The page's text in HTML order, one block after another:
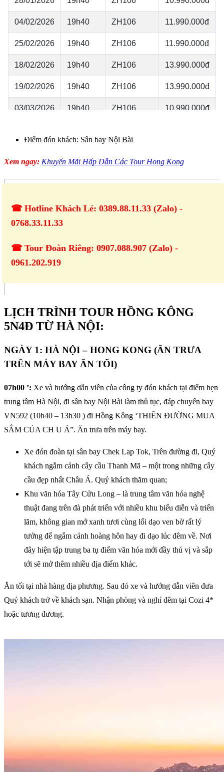
Điểm đón khách: Sân bay Nội Bài
Xem ngay: Khuyến Mãi Hấp Dẫn Các Tour Hong Kong
☎ Hotline Khách Lẻ: 0389.88.11.33 (Zalo) -
0768.33.11.33
☎ Tour Đoàn Riêng: 0907.088.907 (Zalo) -
0961.202.919
LỊCH TRÌNH TOUR HỒNG KÔNG
5N4Đ TỪ HÀ NỘI:
NGÀY 1: HÀ NỘI – HONG KONG (ĂN TRƯA
TRÊN MÁY BAY ĂN TỐI)
07h00 ’: Xe và hướng dẫn viên của công ty đón khách tại điểm hẹn
trung tâm Hà Nội, đi sân bay Nội Bài làm thủ tục, đáp chuyến bay
VN592 (10h40 – 13h30 ) đi Hồng Kông ‘THIÊN ĐƯỜNG MUA
SẮM CỦA CH U Á”. Ăn trưa trên máy bay.
Xe đón đoàn tại sân bay Chek Lap Tok, Trên đường đi, Quý
khách ngắm cảnh cây cầu Thanh Mã – một trong những cây
cầu đẹp nhất Châu Á. Quý khách thăm quan;
Khu văn hóa Tây Cửu Long – là trung tâm văn hóa nghệ
thuật đang trên đà phát triển với nhiều khu biểu diễn và triển
lãm, không gian mở xanh tươi cùng lối dạo ven bờ rất lý
tưởng để ngắm cảnh hoàng hôn hay đi dạo lúc đêm về. Nơi
đây hiện tập trung ba tụ điểm văn hóa mới đầy thú vị và sắp
tới sẽ mở thêm nhiều địa điểm khác.
Ăn tối tại nhà hàng địa phương. Sau đó xe và hướng dẫn viên đưa
Quý khách trở về khách sạn. Nhận phòng và nghỉ đêm tại Cozi 4*
hoặc tương đương.